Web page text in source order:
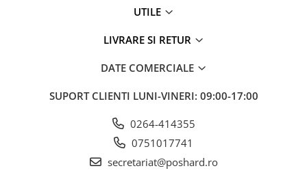
UTILE
LIVRARE SI RETUR
DATE COMERCIALE
SUPORT CLIENTI LUNI-VINERI: 09:00-17:00
0264-414355
0751017741
secretariat@poshard.ro